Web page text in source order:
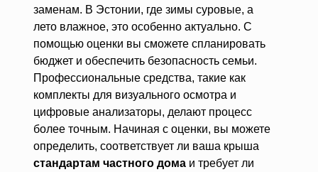
заменам. В Эстонии, где зимы суровые, а
лето влажное, это особенно актуально. С
помощью оценки вы сможете спланировать
бюджет и обеспечить безопасность семьи.
Профессиональные средства, такие как
комплекты для визуального осмотра и
цифровые анализаторы, делают процесс
более точным. Начиная с оценки, вы можете
определить, соответствует ли ваша крыша
стандартам частного домаи требует ли